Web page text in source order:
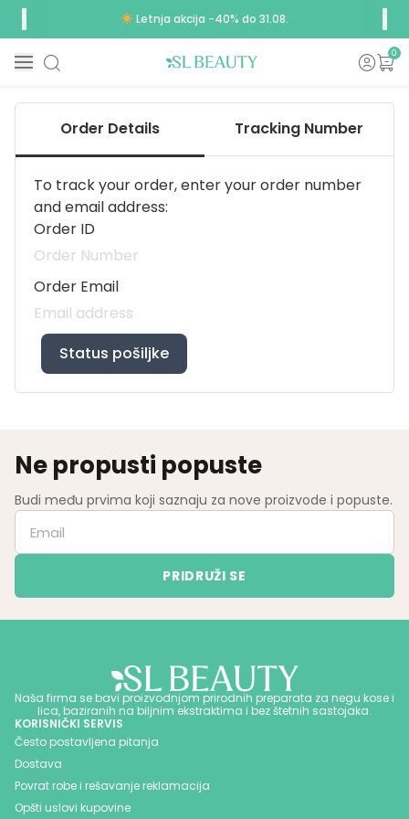
Letnja akcija -40% do 31.08.
0
Order Details Tracking Number
To track your order, enter your order number
and email address:
Order ID
Order Email
Status pošiljke
Ne propusti popuste
Budi među prvima koji saznaju za nove proizvode i popuste.
Naša firma se bavi proizvodnjom prirodnih preparata za negu kose i
lica, baziranih na biljnim ekstraktima i bez štetnih sastojaka.
KORISNIČKI SERVIS
Često postavljena pitanja
Dostava
Povrat robe i rešavanje reklamacija
Opšti uslovi kupovine